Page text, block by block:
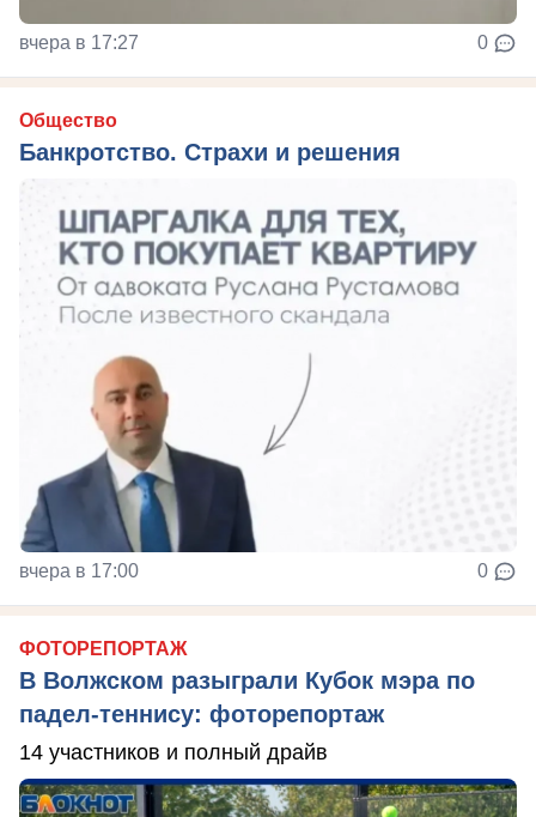
вчера в 17:27 0
Общество
Банкротство. Страхи и решения
вчера в 17:00 0
ФОТОРЕПОРТАЖ
В Волжском разыграли Кубок мэра по
падел-теннису: фоторепортаж
14 участников и полный драйв